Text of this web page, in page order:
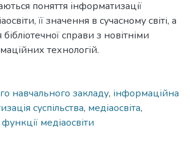
поняття інформатизації
її значення в сучасному світі, а
справи з новітніми
технологій.
навчального закладу, інформаційна
суспільства, медіаосвіта,
функції медіаосвіти